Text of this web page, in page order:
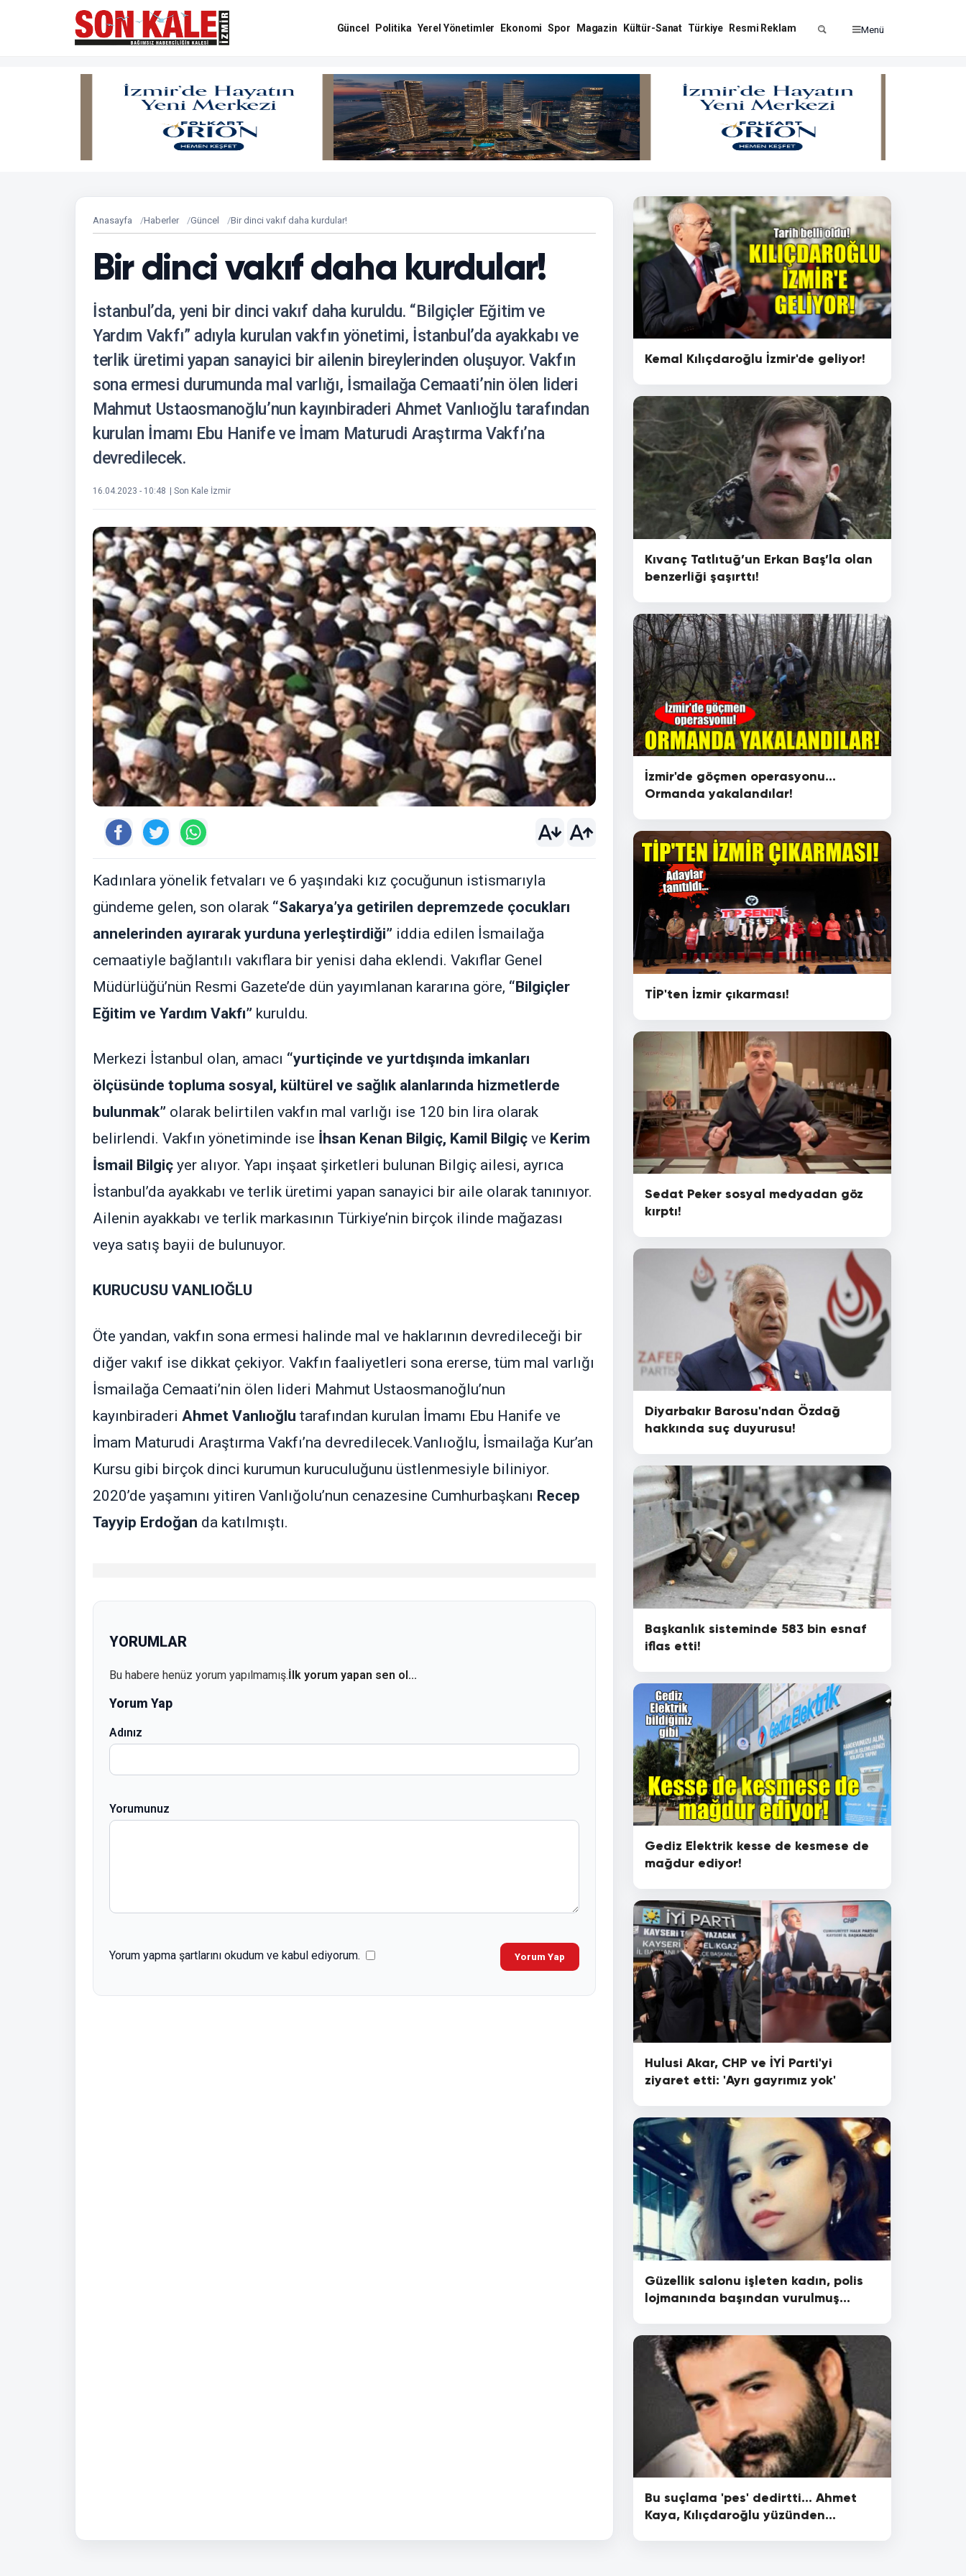
Güncel Politika Yerel Yönetimler Ekonomi Spor Magazin Kültür-Sanat Türkiye Resmi Reklam Menü
Anasayfa Haberler Güncel Bir dinci vakıf daha kurdular!
Bir dinci vakıf daha kurdular!
İstanbul’da, yeni bir dinci vakıf daha kuruldu. “Bilgiçler Eğitim ve
Yardım Vakfı” adıyla kurulan vakfın yönetimi, İstanbul’da ayakkabı ve
terlik üretimi yapan sanayici bir ailenin bireylerinden oluşuyor. Vakfın
sona ermesi durumunda mal varlığı, İsmailağa Cemaati’nin ölen lideri
Mahmut Ustaosmanoğlu’nun kayınbiraderi Ahmet Vanlıoğlu tarafından
kurulan İmamı Ebu Hanife ve İmam Maturudi Araştırma Vakfı’na
devredilecek.
16.04.2023 - 10:48 | Son Kale İzmir
Kadınlara yönelik fetvaları ve 6 yaşındaki kız çocuğunun istismarıyla
gündeme gelen, son olarak “Sakarya’ya getirilen depremzede çocukları
annelerinden ayırarak yurduna yerleştirdiği” iddia edilen İsmailağa
cemaatiyle bağlantılı vakıflara bir yenisi daha eklendi. Vakıflar Genel
Müdürlüğü’nün Resmi Gazete’de dün yayımlanan kararına göre, “Bilgiçler
Eğitim ve Yardım Vakfı” kuruldu.
Merkezi İstanbul olan, amacı “yurtiçinde ve yurtdışında imkanları
ölçüsünde topluma sosyal, kültürel ve sağlık alanlarında hizmetlerde
bulunmak” olarak belirtilen vakfın mal varlığı ise 120 bin lira olarak
belirlendi. Vakfın yönetiminde ise İhsan Kenan Bilgiç, Kamil Bilgiç ve Kerim
İsmail Bilgiç yer alıyor. Yapı inşaat şirketleri bulunan Bilgiç ailesi, ayrıca
İstanbul’da ayakkabı ve terlik üretimi yapan sanayici bir aile olarak tanınıyor.
Ailenin ayakkabı ve terlik markasının Türkiye’nin birçok ilinde mağazası
veya satış bayii de bulunuyor.
KURUCUSU VANLIOĞLU
Öte yandan, vakfın sona ermesi halinde mal ve haklarının devredileceği bir
diğer vakıf ise dikkat çekiyor. Vakfın faaliyetleri sona ererse, tüm mal varlığı
İsmailağa Cemaati’nin ölen lideri Mahmut Ustaosmanoğlu’nun
kayınbiraderi Ahmet Vanlıoğlu tarafından kurulan İmamı Ebu Hanife ve
İmam Maturudi Araştırma Vakfı’na devredilecek.Vanlıoğlu, İsmailağa Kur’an
Kursu gibi birçok dinci kurumun kuruculuğunu üstlenmesiyle biliniyor.
2020’de yaşamını yitiren Vanlığolu’nun cenazesine Cumhurbaşkanı Recep
Tayyip Erdoğan da katılmıştı.
YORUMLAR
Bu habere henüz yorum yapılmamış.İlk yorum yapan sen ol...
Yorum Yap
Adınız
Yorumunuz
Yorum yapma şartlarını okudum ve kabul ediyorum. Yorum Yap
Kemal Kılıçdaroğlu İzmir'de geliyor!
Kıvanç Tatlıtuğ’un Erkan Baş’la olan
benzerliği şaşırttı!
İzmir'de göçmen operasyonu...
Ormanda yakalandılar!
TİP'ten İzmir çıkarması!
Sedat Peker sosyal medyadan göz
kırptı!
Diyarbakır Barosu'ndan Özdağ
hakkında suç duyurusu!
Başkanlık sisteminde 583 bin esnaf
iflas etti!
Gediz Elektrik kesse de kesmese de
mağdur ediyor!
Hulusi Akar, CHP ve İYİ Parti'yi
ziyaret etti: 'Ayrı gayrımız yok'
Güzellik salonu işleten kadın, polis
lojmanında başından vurulmuş
Bu suçlama 'pes' dedirtti... Ahmet
Kaya, Kılıçdaroğlu yüzünden